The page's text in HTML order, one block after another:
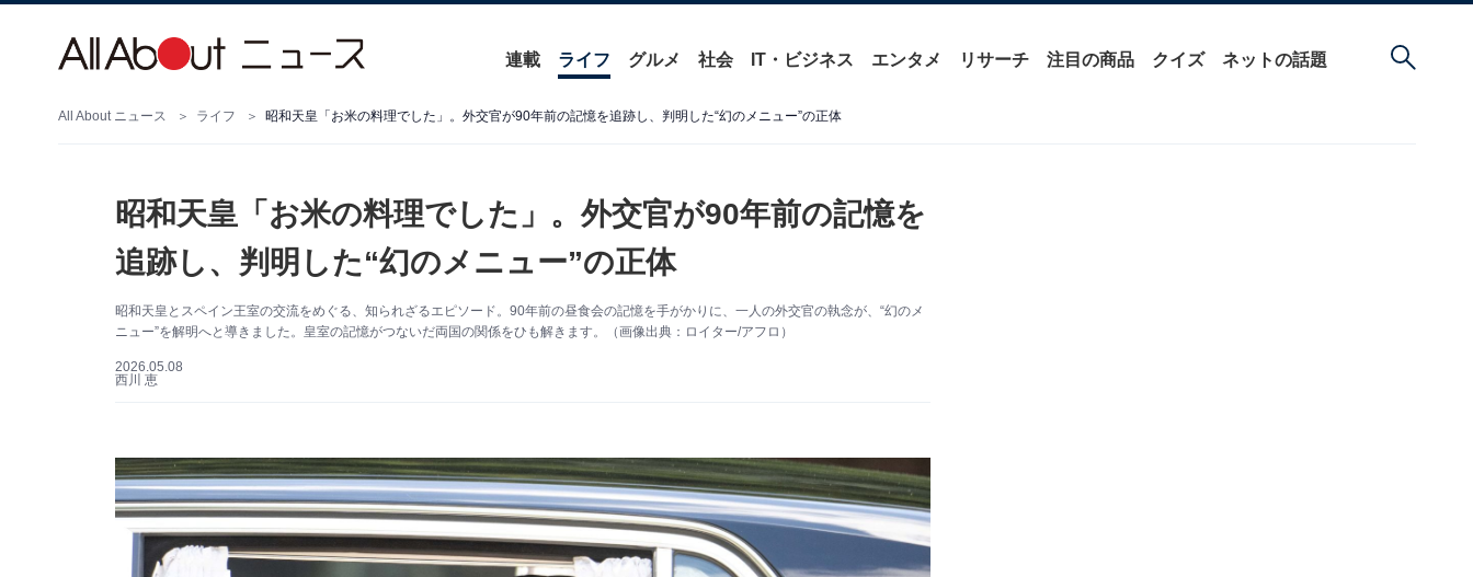
連載 ライフ グルメ 社会 IT・ビジネス エンタメ リサーチ 注目の商品 クイズ ネットの話題
All About ニュース ライフ 昭和天皇「お米の料理でした」。外交官が90年前の記憶を追跡し、判明した“幻のメニュー”の正体
昭和天皇「お米の料理でした」。外交官が90年前の記憶を
追跡し、判明した“幻のメニュー”の正体
昭和天皇とスペイン王室の交流をめぐる、知られざるエピソード。90年前の昼食会の記憶を手がかりに、一人の外交官の執念が、“幻のメ
ニュー”を解明へと導きました。皇室の記憶がつないだ両国の関係をひも解きます。（画像出典：ロイター/アフロ）
2026.05.08
西川 恵